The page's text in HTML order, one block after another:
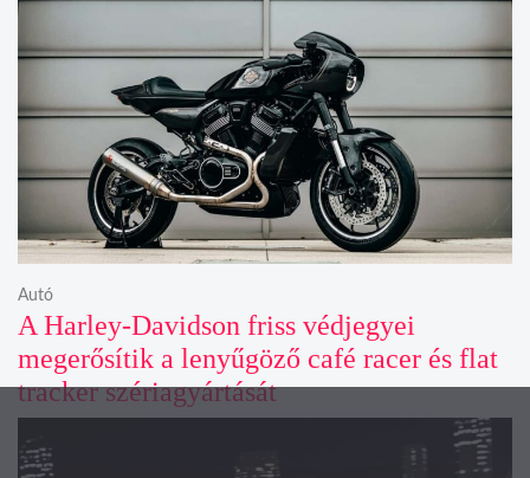
A Harley-Davidson friss védjegyei
megerősítik a lenyűgöző café racer és flat
tracker szériagyártását
Autó